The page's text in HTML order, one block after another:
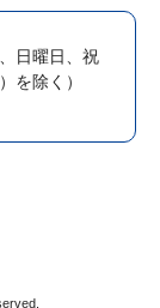
、日曜日、祝
を除く）